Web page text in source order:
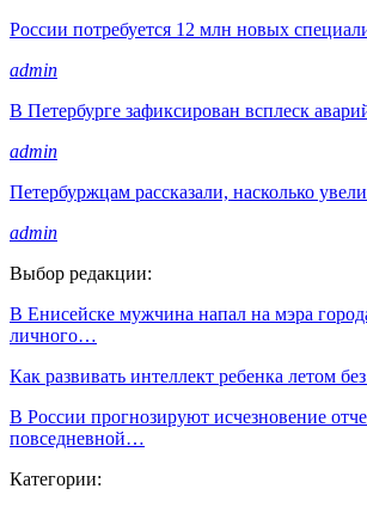
России потребуется 12 млн новых
admin
В Петербурге зафиксирован всплеск
admin
Петербуржцам рассказали, насколько
admin
Выбор редакции:
В Енисейске мужчина напал на мэра
личного…
Как развивать интеллект ребенка летом
В России прогнозируют исчезновение
повседневной…
Категории: